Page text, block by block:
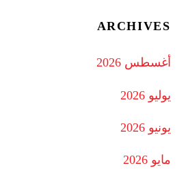
ARCHIVES
أغسطس 2026
يوليو 2026
يونيو 2026
مايو 2026